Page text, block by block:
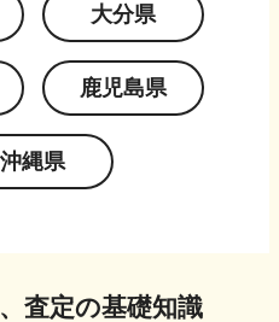
大分県
鹿児島県
沖縄県
査定の基礎知識